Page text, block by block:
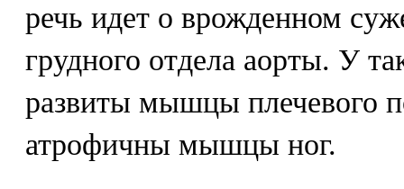
речь идет о врожденном
грудного отдела аорты. У
развиты мышцы плечевого
атрофичны мышцы ног.